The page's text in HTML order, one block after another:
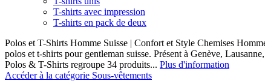
T-shirts avec impression
T-shirts en pack de deux
Polos et T-Shirts Homme Suisse | Confort et Style Chemises
polos et t-shirts pour gentleman suisse. Présent à Genève,
Polos & T-Shirts regroupe 34 produits... Plus d'information
Accéder à la catégorie Sous-vêtements